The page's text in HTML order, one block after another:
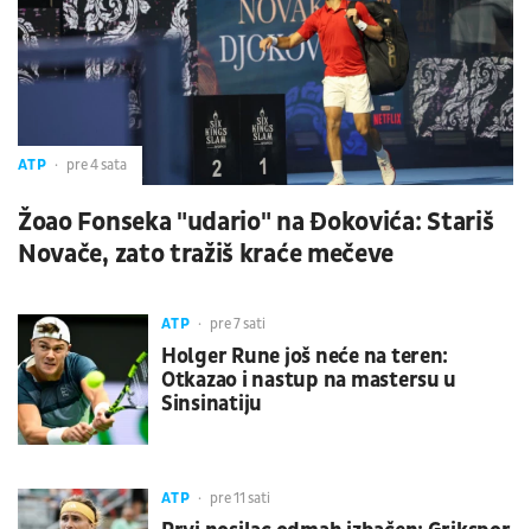
ATP pre 4 sata
Žoao Fonseka "udario" na Đokovića: Stariš
Novače, zato tražiš kraće mečeve
ATP pre 7 sati
Holger Rune još neće na teren:
Otkazao i nastup na mastersu u
Sinsinatiju
ATP pre 11 sati